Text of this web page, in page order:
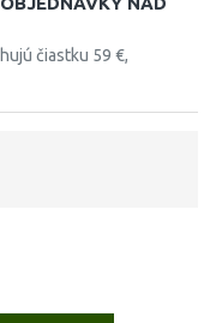
čiastku 59 €,